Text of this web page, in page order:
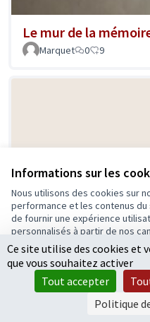
Informations sur les
Nous utilisons des cookies sur
performance et les contenus
de fournir une expérience
personnalisés à partir de nos
Tout
Accepter
Le mur de la
Marquet
0 9
Les boîtes à jouer
Spikette
0 2
Ce site utilise des cookies et
que vous souhaitez activer
Tout accepter
Politique